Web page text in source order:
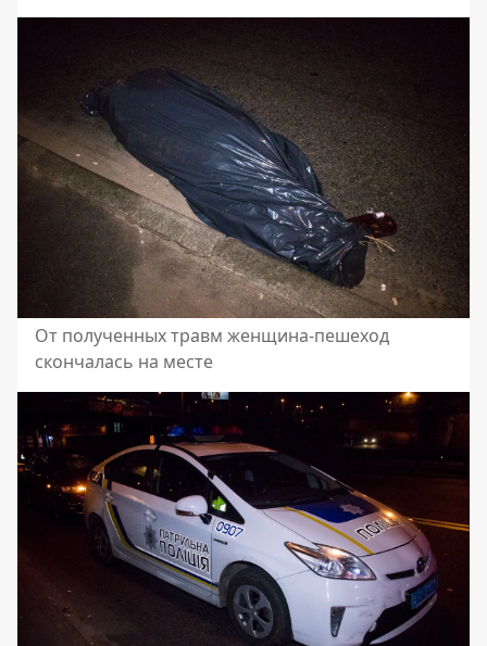
От полученных травм женщина-пешеход
скончалась на месте